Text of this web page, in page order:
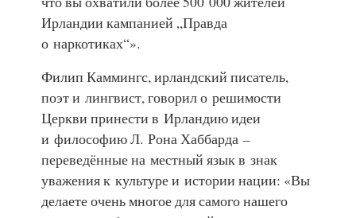
Ирландии кампанией „Правда
о наркотиках“».
Филип Каммингс, ирландский писатель,
поэт и лингвист, говорил о решимости
Церкви принести в Ирландию идеи
и философию Л. Рона Хаббарда –
переведённые на местный язык в знак
уважения к культуре и истории нации: «Вы
делаете очень многое для самого нашего